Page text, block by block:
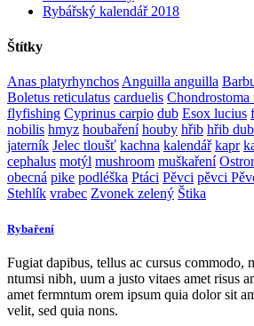
Rybářský kalendář 2018
Štítky
Anas platyrhynchos Anguilla anguilla
Boletus reticulatus carduelis Chondrostoma
flyfishing Cyprinus carpio dub Esox lucius
nobilis hmyz houbaření houby hřib hřib
jaterník Jelec tloušť kachna kalendář kapr
cephalus motýl mushroom muškaření
obecná pike podléška Ptáci Pěvci pěvci
Stehlík vrabec Zvonek zelený Štika
Rybaření
Fugiat dapibus, tellus ac cursus commodo,
ntumsi nibh, uum a justo vitaes amet risus
amet fermntum orem ipsum quia dolor sit
velit, sed quia nons.